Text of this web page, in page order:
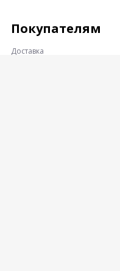
Покупателям
Доставка